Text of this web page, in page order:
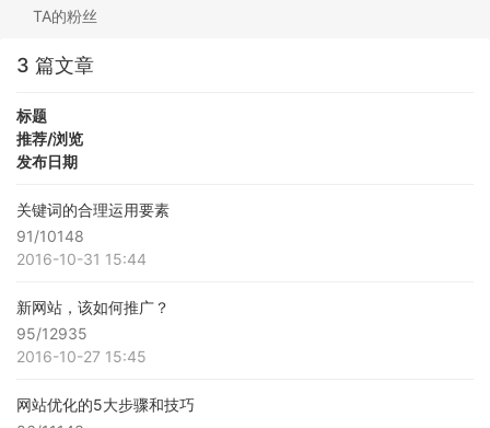
TA的粉丝
3 篇文章
标题
推荐/浏览
发布日期
关键词的合理运用要素
91/10148
2016-10-31 15:44
新网站，该如何推广？
95/12935
2016-10-27 15:45
网站优化的5大步骤和技巧